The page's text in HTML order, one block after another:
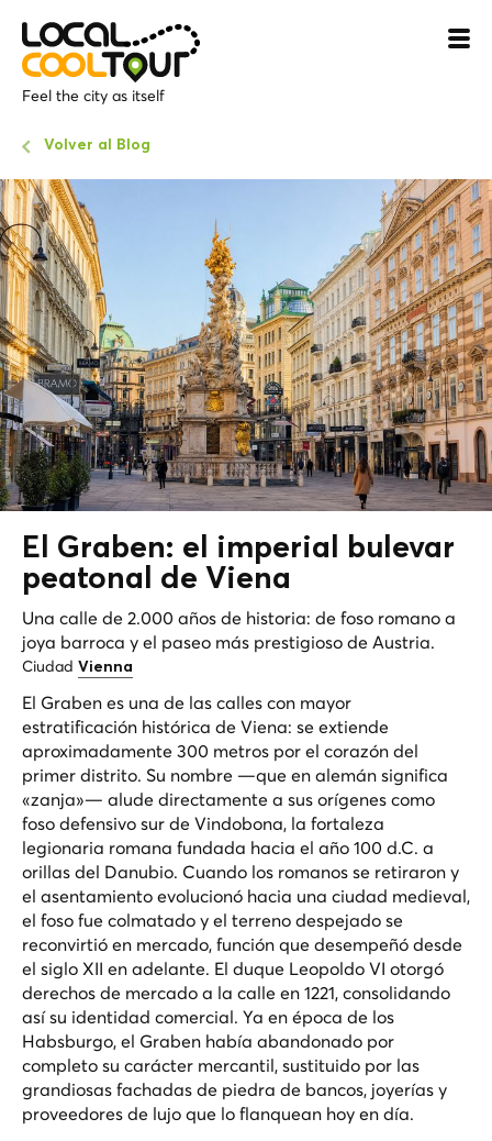
Feel the city as itself
Volver al Blog
El Graben: el imperial bulevar
peatonal de Viena
Una calle de 2.000 años de historia: de foso romano a
joya barroca y el paseo más prestigioso de Austria.
Ciudad Vienna
El Graben es una de las calles con mayor
estratificación histórica de Viena: se extiende
aproximadamente 300 metros por el corazón del
primer distrito. Su nombre —que en alemán significa
«zanja»— alude directamente a sus orígenes como
foso defensivo sur de Vindobona, la fortaleza
legionaria romana fundada hacia el año 100 d.C. a
orillas del Danubio. Cuando los romanos se retiraron y
el asentamiento evolucionó hacia una ciudad medieval,
el foso fue colmatado y el terreno despejado se
reconvirtió en mercado, función que desempeñó desde
el siglo XII en adelante. El duque Leopoldo VI otorgó
derechos de mercado a la calle en 1221, consolidando
así su identidad comercial. Ya en época de los
Habsburgo, el Graben había abandonado por
completo su carácter mercantil, sustituido por las
grandiosas fachadas de piedra de bancos, joyerías y
proveedores de lujo que lo flanquean hoy en día.